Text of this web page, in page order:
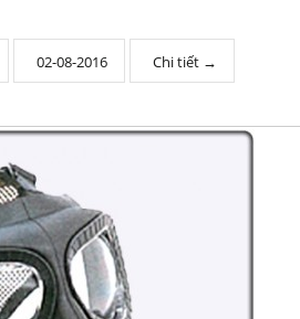
02-08-2016 Chi tiết →